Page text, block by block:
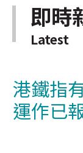
即時
Latest
港鐵指
運作已